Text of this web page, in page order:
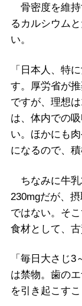
骨密度を維持
るカルシウム
い。
「日本人、特
す。厚労省が
ですが、理想
は、体内での
い。ほかにも
になるので、
ちなみに牛乳
230mgだが、
ではない。そ
食材として、
「毎日大さじ
は禁物。歯の
を引き起こす